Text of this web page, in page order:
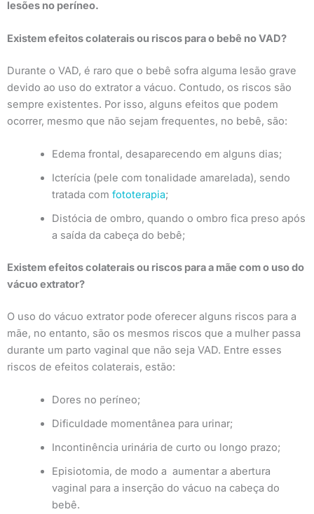
lesões no períneo.
Existem efeitos colaterais ou riscos para o bebê no VAD?
Durante o VAD, é raro que o bebê sofra alguma lesão grave
devido ao uso do extrator a vácuo. Contudo, os riscos são
sempre existentes. Por isso, alguns efeitos que podem
ocorrer, mesmo que não sejam frequentes, no bebê, são:
Edema frontal, desaparecendo em alguns dias;
Icterícia (pele com tonalidade amarelada), sendo
tratada com fototerapia;
Distócia de ombro, quando o ombro fica preso após
a saída da cabeça do bebê;
Existem efeitos colaterais ou riscos para a mãe com o uso do
vácuo extrator?
O uso do vácuo extrator pode oferecer alguns riscos para a
mãe, no entanto, são os mesmos riscos que a mulher passa
durante um parto vaginal que não seja VAD. Entre esses
riscos de efeitos colaterais, estão:
Dores no períneo;
Dificuldade momentânea para urinar;
Incontinência urinária de curto ou longo prazo;
Episiotomia, de modo a aumentar a abertura
vaginal para a inserção do vácuo na cabeça do
bebê.